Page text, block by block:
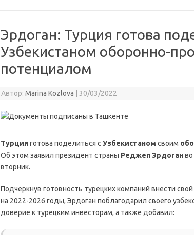
Эрдоган: Турция готова
Узбекистаном оборонно-
потенциалом
Автор: Marina Kozlova 30/03/2022
Турцияготова поделиться с Узбекистаном своим
Об этом заявил президент страны Реджеп Эрдоганво
вторник.
Подчеркнув готовность турецких компаний внести
на 2022-2026 годы, Эрдоган поблагодарил своего
доверие к турецким инвесторам, а также добавил: